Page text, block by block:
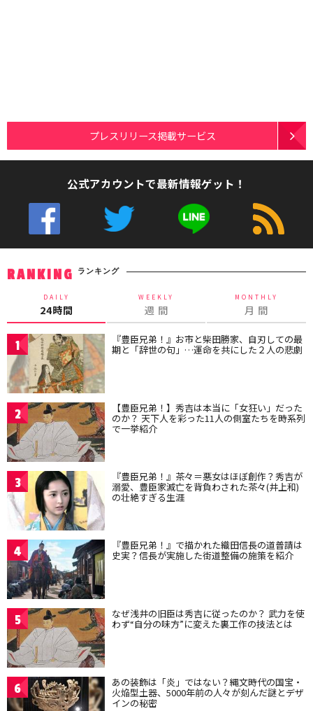
プレスリリース掲載サービス
公式アカウントで最新情報ゲット！
RANKING ランキング
DAILY
24時間
WEEKLY
週 間
MONTHLY
月 間
1 『豊臣兄弟！』お市と柴田勝家、自刃しての最
期と「辞世の句」…運命を共にした２人の悲劇
2 【豊臣兄弟！】秀吉は本当に「女狂い」だった
のか？ 天下人を彩った11人の側室たちを時系列
で一挙紹介
3 『豊臣兄弟！』茶々＝悪女はほぼ創作？秀吉が
溺愛、豊臣家滅亡を背負わされた茶々(井上和)
の壮絶すぎる生涯
4 『豊臣兄弟！』で描かれた織田信長の道普請は
史実？信長が実施した街道整備の施策を紹介
5 なぜ浅井の旧臣は秀吉に従ったのか？ 武力を使
わず“自分の味方”に変えた裏工作の技法とは
6 あの装飾は「炎」ではない？縄文時代の国宝・
火焔型土器、5000年前の人々が刻んだ謎とデザ
インの秘密